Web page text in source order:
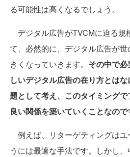
る可能性は高くなるでしょう。
デジタル広告がTVCMに迫る規
て、必然的に、デジタル広告が
きくなっていきます。 その中で
しいデジタル広告の在り方とは
題として考え、このタイミング
良い関係を築いていくことなので
例えば、リターゲティングは
うには最適な手法です。しかし